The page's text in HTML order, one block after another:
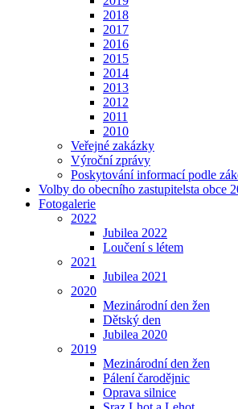
2018
2017
2016
2015
2014
2013
2012
2011
2010
Veřejné zakázky
Výroční zprávy
Poskytování informací podle
Volby do obecního zastupitelsta obce
Fotogalerie
2022
Jubilea 2022
Loučení s létem
2021
Jubilea 2021
2020
Mezinárodní den žen
Dětský den
Jubilea 2020
2019
Mezinárodní den žen
Pálení čarodějnic
Oprava silnice